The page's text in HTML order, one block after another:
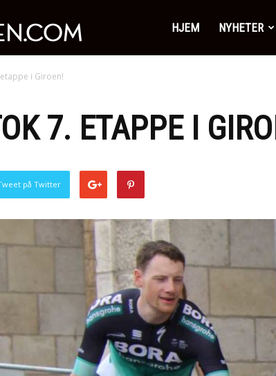
HJEM NYHETER
i Giroen!
7. ETAPPE I
på Twitter